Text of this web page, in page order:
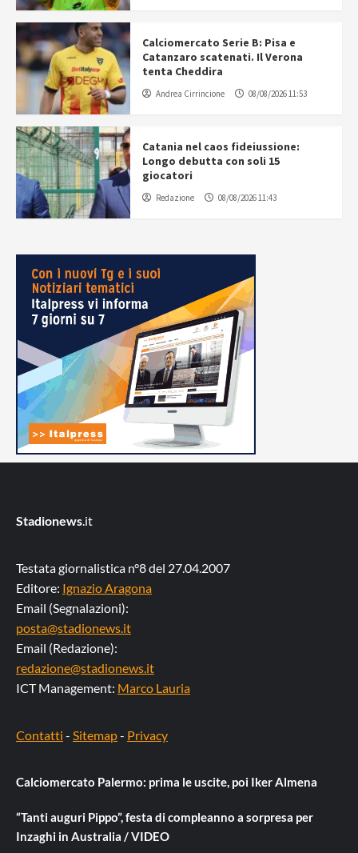
Calciomercato Serie B: Pisa e
Catanzaro scatenati. Il Verona
tenta Cheddira
Andrea Cirrincione 08/08/2026 11:53
Catania nel caos fideiussione:
Longo debutta con soli 15
giocatori
Redazione 08/08/2026 11:43
Stadionews.it
Testata giornalistica n°8 del 27.04.2007
Editore: Ignazio Aragona
Email (Segnalazioni):
posta@stadionews.it
Email (Redazione):
redazione@stadionews.it
ICT Management: Marco Lauria
Contatti - Sitemap- Privacy
Calciomercato Palermo: prima le uscite, poi Iker Almena
“Tanti auguri Pippo”, festa di compleanno a sorpresa per
Inzaghi in Australia / VIDEO